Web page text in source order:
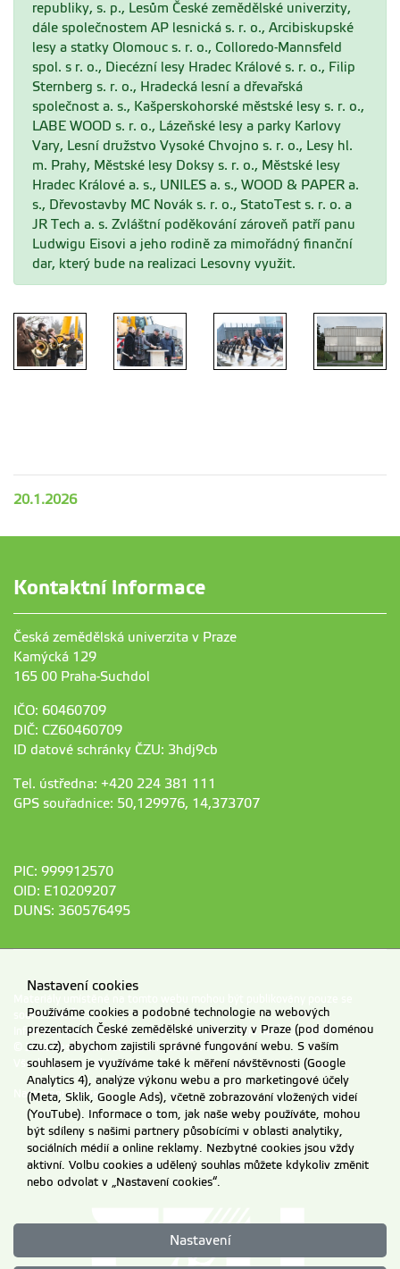
republiky, s. p., Lesům České zemědělské univerzity,
dále společnostem AP lesnická s. r. o., Arcibiskupské
lesy a statky Olomouc s. r. o., Colloredo-Mannsfeld
spol. s r. o., Diecézní lesy Hradec Králové s. r. o., Filip
Sternberg s. r. o., Hradecká lesní a dřevařská
společnost a. s., Kašperskohorské městské lesy s. r. o.,
LABE WOOD s. r. o., Lázeňské lesy a parky Karlovy
Vary, Lesní družstvo Vysoké Chvojno s. r. o., Lesy hl.
m. Prahy, Městské lesy Doksy s. r. o., Městské lesy
Hradec Králové a. s., UNILES a. s., WOOD & PAPER a.
s., Dřevostavby MC Novák s. r. o., StatoTest s. r. o. a
JR Tech a. s. Zvláštní poděkování zároveň patří panu
Ludwigu Eisovi a jeho rodině za mimořádný finanční
dar, který bude na realizaci Lesovny využit.
20.1.2026
Kontaktní informace
Česká zemědělská univerzita v Praze
Kamýcká 129
165 00 Praha-Suchdol
IČO: 60460709
DIČ: CZ60460709
ID datové schránky ČZU: 3hdj9cb
Tel. ústředna: +420 224 381 111
GPS souřadnice: 50,129976, 14,373707
PIC: 999912570
OID: E10209207
DUNS: 360576495
souhlasem ČZU.
Informace o zpracování a ochraně osobních údajů na ČZU v Praze.
© 2026 Česká zemědělská univerzita v Praze
Všechna práva vyhrazena
Nastavení cookies
Nastavení cookies
Používáme cookies a podobné technologie na webových
prezentacích České zemědělské univerzity v Praze (pod doménou
czu.cz), abychom zajistili správné fungování webu. S vaším
souhlasem je využíváme také k měření návštěvnosti (Google
Analytics 4), analýze výkonu webu a pro marketingové účely
(Meta, Sklik, Google Ads), včetně zobrazování vložených videí
(YouTube). Informace o tom, jak naše weby používáte, mohou
být sdíleny s našimi partnery působícími v oblasti analytiky,
sociálních médií a online reklamy. Nezbytné cookies jsou vždy
aktivní. Volbu cookies a udělený souhlas můžete kdykoliv změnit
nebo odvolat v „Nastavení cookies“.
Nastavení